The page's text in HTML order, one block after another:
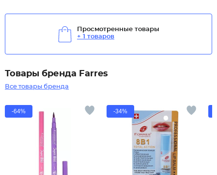
Просмотренные товары
+ 1 товаров
Товары бренда Farres
Все товары бренда
-64% -34%